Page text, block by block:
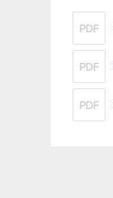
PDF
PDF
PDF